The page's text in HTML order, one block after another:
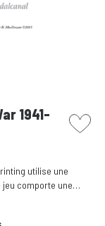
1941-
picto
utilise une
comporte une
l'Inde à Hawaï et